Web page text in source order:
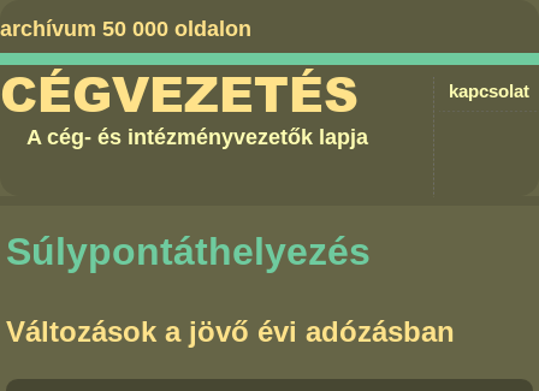
archívum 50 000 oldalon
kapcsolat
CÉGVEZETÉS
A cég- és intézményvezetők lapja
Súlypontáthelyezés
Változások a jövő évi adózásban